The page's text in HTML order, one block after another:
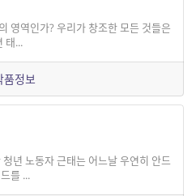
영역인가? 우리가 창조한 모든 것들은
태...
품정보
년 노동자 근태는 어느날 우연히 안드
를 ...